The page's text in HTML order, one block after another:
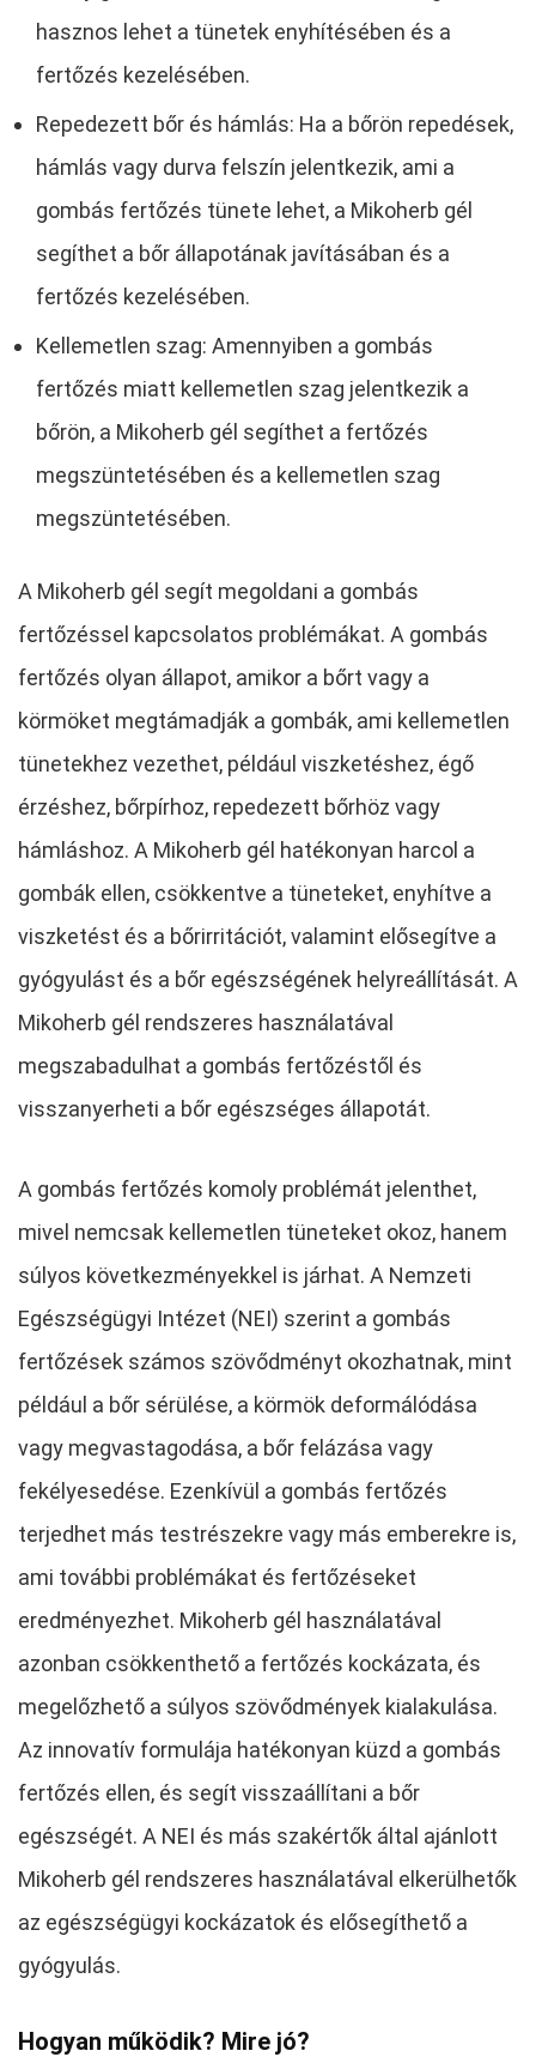
hasznos lehet a tünetek enyhítésében és a
fertőzés kezelésében.
Repedezett bőr és hámlás: Ha a bőrön repedések,
hámlás vagy durva felszín jelentkezik, ami a
gombás fertőzés tünete lehet, a Mikoherb gél
segíthet a bőr állapotának javításában és a
fertőzés kezelésében.
Kellemetlen szag: Amennyiben a gombás
fertőzés miatt kellemetlen szag jelentkezik a
bőrön, a Mikoherb gél segíthet a fertőzés
megszüntetésében és a kellemetlen szag
megszüntetésében.
A Mikoherb gél segít megoldani a gombás
fertőzéssel kapcsolatos problémákat. A gombás
fertőzés olyan állapot, amikor a bőrt vagy a
körmöket megtámadják a gombák, ami kellemetlen
tünetekhez vezethet, például viszketéshez, égő
érzéshez, bőrpírhoz, repedezett bőrhöz vagy
hámláshoz. A Mikoherb gél hatékonyan harcol a
gombák ellen, csökkentve a tüneteket, enyhítve a
viszketést és a bőrirritációt, valamint elősegítve a
gyógyulást és a bőr egészségének helyreállítását. A
Mikoherb gél rendszeres használatával
megszabadulhat a gombás fertőzéstől és
visszanyerheti a bőr egészséges állapotát.
A gombás fertőzés komoly problémát jelenthet,
mivel nemcsak kellemetlen tüneteket okoz, hanem
súlyos következményekkel is járhat. A Nemzeti
Egészségügyi Intézet (NEI) szerint a gombás
fertőzések számos szövődményt okozhatnak, mint
például a bőr sérülése, a körmök deformálódása
vagy megvastagodása, a bőr felázása vagy
fekélyesedése. Ezenkívül a gombás fertőzés
terjedhet más testrészekre vagy más emberekre is,
ami további problémákat és fertőzéseket
eredményezhet. Mikoherb gél használatával
azonban csökkenthető a fertőzés kockázata, és
megelőzhető a súlyos szövődmények kialakulása.
Az innovatív formulája hatékonyan küzd a gombás
fertőzés ellen, és segít visszaállítani a bőr
egészségét. A NEI és más szakértők által ajánlott
Mikoherb gél rendszeres használatával elkerülhetők
az egészségügyi kockázatok és elősegíthető a
gyógyulás.
Hogyan működik? Mire jó?